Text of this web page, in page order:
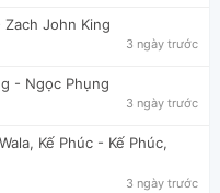
Zach John King
3 ngày trước
- Ngọc Phụng
3 ngày trước
Kế Phúc - Kế Phúc,
3 ngày trước